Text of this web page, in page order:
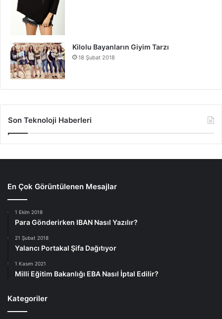
Kilolu Bayanların Giyim Tarzı
18 Şubat 2018
Son Teknoloji Haberleri
En Çok Görüntülenen Mesajlar
1 Ekim 2018
Para Gönderirken IBAN Nasıl Yazılır?
21 Şubat 2018
Yalancı Portakal Şifa Dağıtıyor
1 Kasım 2021
Milli Eğitim Bakanlığı EBA Nasıl İptal Edilir?
Kategoriler